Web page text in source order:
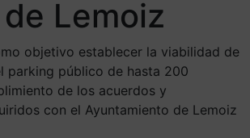
Lemoiz
objetivo establecer la viabilidad de
parking público de hasta 200
de los acuerdos y
con el Ayuntamiento de Lemoiz